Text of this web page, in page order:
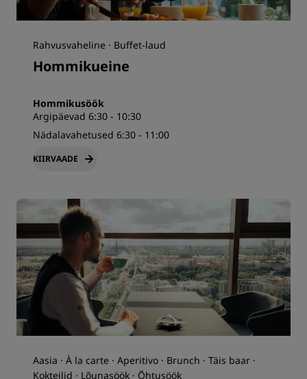
Rahvusvaheline · Buffet-laud
Hommikueine
Hommikusöök
Argipäevad 6:30 - 10:30
Nädalavahetused 6:30 - 11:00
KIIRVAADE
Aasia · À la carte · Aperitivo · Brunch · Täis baar ·
Kokteilid · Lõunasöök · Õhtusöök